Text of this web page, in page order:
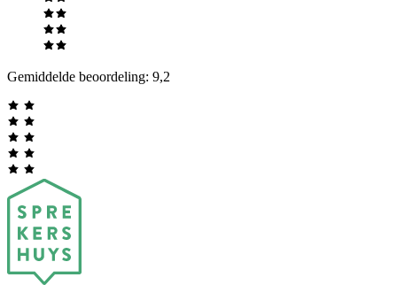
Gemiddelde beoordeling: 9,2